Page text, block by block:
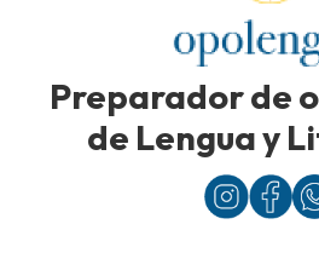
Preparador de
de Lengua y